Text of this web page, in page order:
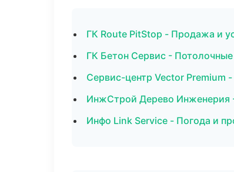
ГК Route PitStop - Продажа и
ГК Бетон Сервис -
Сервис-центр Vector Premium
ИнжСтрой Дерево Инженерия
Инфо Link Service - Погода и